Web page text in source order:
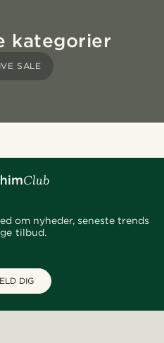
kategorier
SALE
om nyheder, seneste trends
tilbud.
DIG